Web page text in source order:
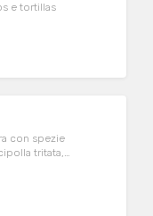
e tortillas
con spezie
tritata,